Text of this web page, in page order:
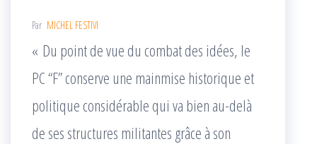
Par MICHEL FESTIVI
« Du point de vue du combat des idées, le
PC “F” conserve une mainmise historique et
politique considérable qui va bien au-delà
de ses structures militantes grâce à son